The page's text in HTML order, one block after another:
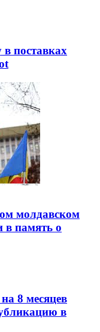
поставках
молдавском
в память о
8 месяцев
в